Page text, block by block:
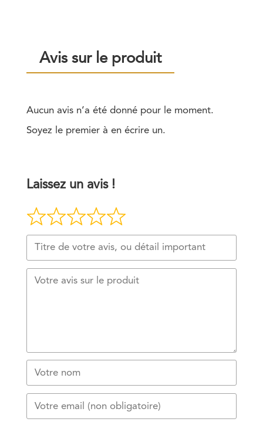
Avis sur le produit
Aucun avis n’a été donné pour le moment.
Soyez le premier à en écrire un.
Laissez un avis !